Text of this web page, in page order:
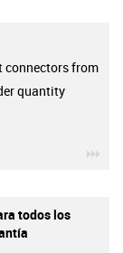
connectors from
quantity
todos los